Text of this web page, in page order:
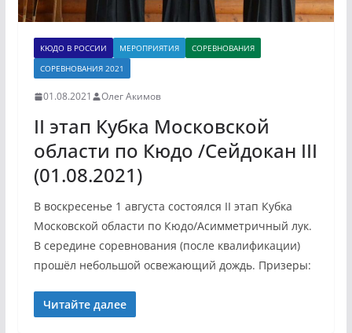
КЮДО В РОССИИ МЕРОПРИЯТИЯ
СОРЕВНОВАНИЯ
СОРЕВНОВАНИЯ 2021
01.08.2021 Олег Акимов
II этап Кубка Московской
области по Кюдо /Сейдокан III
(01.08.2021)
В воскресенье 1 августа состоялся II этап Кубка
Московской области по Кюдо/Асимметричный лук.
В середине соревнования (после квалификации)
прошёл небольшой освежающий дождь. Призеры:
Читайте далее